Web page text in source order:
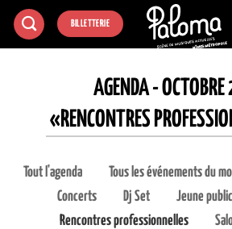
Passer
BILLETTERIE
AGENDA -
«RENCONTRES
Tout l'agenda Tous les événements du
Concerts
Dj Set Jeune public
Rencontres professionnelles